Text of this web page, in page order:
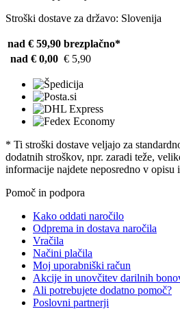
Stroški dostave za državo: Slovenija
nad € 59,90 brezplačno*
nad € 0,00 € 5,90
* Ti stroški dostave veljajo za
dodatnih stroškov, npr. zaradi teže,
informacije najdete neposredno v opisu
Pomoč in podpora
Kako oddati naročilo
Odprema in dostava naročila
Vračila
Načini plačila
Moj uporabniški račun
Akcije in unovčitev darilnih
Ali potrebujete dodatno pomoč?
Poslovni partnerji